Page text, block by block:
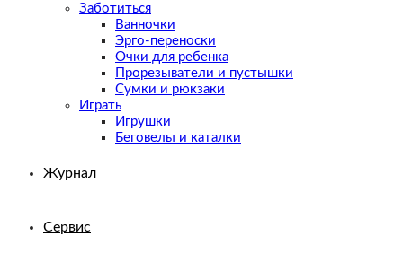
Заботиться
Ванночки
Эрго-переноски
Очки для ребенка
Прорезыватели и пустышки
Сумки и рюкзаки
Играть
Игрушки
Беговелы и каталки
Журнал
Сервис